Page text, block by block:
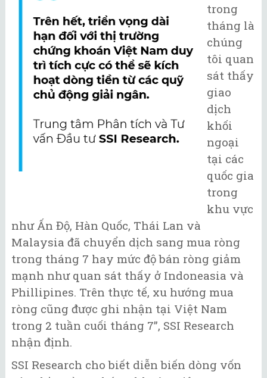
trong
tháng là
chúng
tôi quan
sát thấy
giao
dịch
khối
ngoại
tại các
quốc gia
trong
khu vực
như Ấn Độ, Hàn Quốc, Thái Lan và
Malaysia đã chuyển dịch sang mua ròng
trong tháng 7 hay mức độ bán ròng giảm
mạnh như quan sát thấy ở Indoneasia và
Phillipines. Trên thực tế, xu hướng mua
ròng cũng được ghi nhận tại Việt Nam
trong 2 tuần cuối tháng 7”, SSI Research
nhận định.
SSI Research cho biết diễn biến dòng vốn